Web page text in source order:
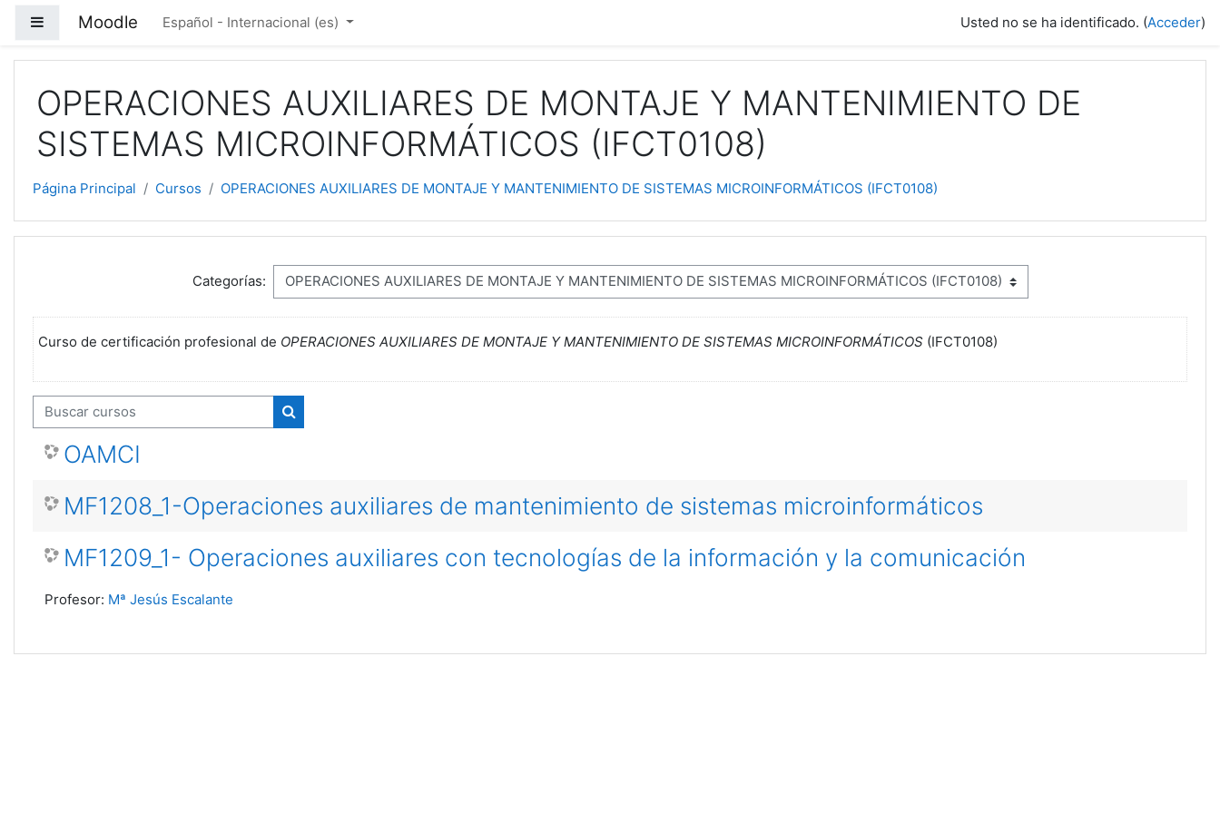
Panel lateral
Moodle Español - Internacional ‎(es)‎ Usted no se ha identificado. (Acceder)
OPERACIONES AUXILIARES DE MONTAJE Y MANTENIMIENTO DE
SISTEMAS MICROINFORMÁTICOS (IFCT0108)
Página Principal Cursos OPERACIONES AUXILIARES DE MONTAJE Y MANTENIMIENTO DE SISTEMAS MICROINFORMÁTICOS (IFCT0108)
Categorías:
Curso de certificación profesional de OPERACIONES AUXILIARES DE MONTAJE Y MANTENIMIENTO DE SISTEMAS MICROINFORMÁTICOS (IFCT0108)
Buscar cursos
Buscar cursos
OAMCI
MF1208_1-Operaciones auxiliares de mantenimiento de sistemas microinformáticos
MF1209_1- Operaciones auxiliares con tecnologías de la información y la comunicación
Profesor: Mª Jesús Escalante